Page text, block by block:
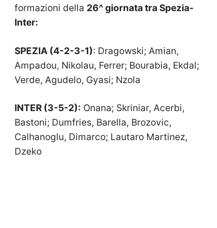
formazioni della 26^ giornata tra Spezia-
Inter:
SPEZIA (4-2-3-1): Dragowski; Amian,
Ampadou, Nikolau, Ferrer; Bourabia, Ekdal;
Verde, Agudelo, Gyasi; Nzola
INTER (3-5-2): Onana; Skriniar, Acerbi,
Bastoni; Dumfries, Barella, Brozovic,
Calhanoglu, Dimarco; Lautaro Martinez,
Dzeko